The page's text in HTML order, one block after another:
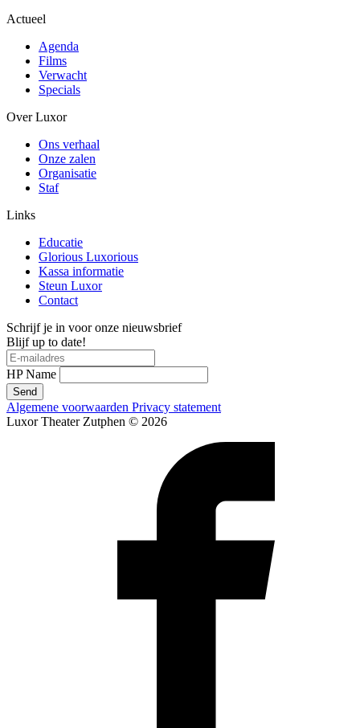
Actueel
Agenda
Films
Verwacht
Specials
Over Luxor
Ons verhaal
Onze zalen
Organisatie
Staf
Links
Educatie
Glorious Luxorious
Kassa informatie
Steun Luxor
Contact
Schrijf je in voor onze nieuwsbrief
Blijf up to date!
HP Name
Send
Algemene voorwaarden Privacy statement
Luxor Theater Zutphen © 2026